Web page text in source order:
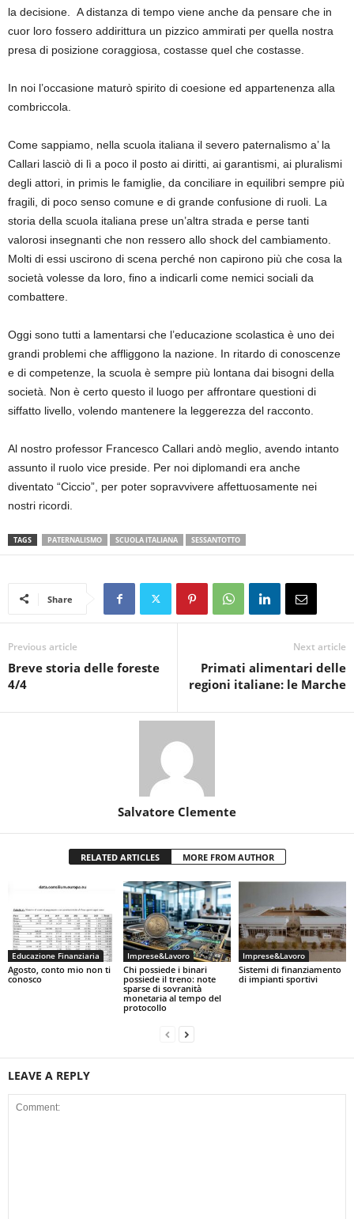
la decisione. A distanza di tempo viene anche da pensare che in
cuor loro fossero addirittura un pizzico ammirati per quella nostra
presa di posizione coraggiosa, costasse quel che costasse.
In noi l’occasione maturò spirito di coesione ed appartenenza alla
combriccola.
Come sappiamo, nella scuola italiana il severo paternalismo a’ la
Callari lasciò di lì a poco il posto ai diritti, ai garantismi, ai pluralismi
degli attori, in primis le famiglie, da conciliare in equilibri sempre più
fragili, di poco senso comune e di grande confusione di ruoli. La
storia della scuola italiana prese un’altra strada e perse tanti
valorosi insegnanti che non ressero allo shock del cambiamento.
Molti di essi uscirono di scena perché non capirono più che cosa la
società volesse da loro, fino a indicarli come nemici sociali da
combattere.
Oggi sono tutti a lamentarsi che l’educazione scolastica è uno dei
grandi problemi che affliggono la nazione. In ritardo di conoscenze
e di competenze, la scuola è sempre più lontana dai bisogni della
società. Non è certo questo il luogo per affrontare questioni di
siffatto livello, volendo mantenere la leggerezza del racconto.
Al nostro professor Francesco Callari andò meglio, avendo intanto
assunto il ruolo vice preside. Per noi diplomandi era anche
diventato “Ciccio”, per poter sopravvivere affettuosamente nei
nostri ricordi.
TAGS PATERNALISMO SCUOLA ITALIANA SESSANTOTTO
Share
Previous article
Breve storia delle foreste
4/4
Next article
Primati alimentari delle
regioni italiane: le Marche
Salvatore Clemente
RELATED ARTICLES MORE FROM AUTHOR
Educazione Finanziaria
Agosto, conto mio non ti
conosco
Imprese&Lavoro
Chi possiede i binari
possiede il treno: note
sparse di sovranità
monetaria al tempo del
protocollo
Imprese&Lavoro
Sistemi di finanziamento
di impianti sportivi
LEAVE A REPLY